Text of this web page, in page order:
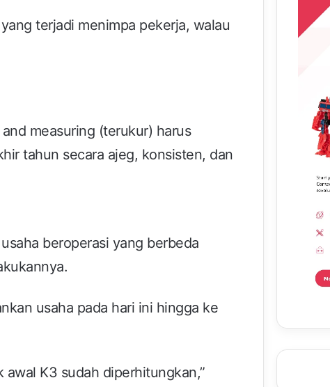
terjadi menimpa pekerja, walau
measuring (terukur) harus
tahun secara ajeg, konsisten, dan
beroperasi yang berbeda
usaha pada hari ini hingga ke
K3 sudah diperhitungkan,”